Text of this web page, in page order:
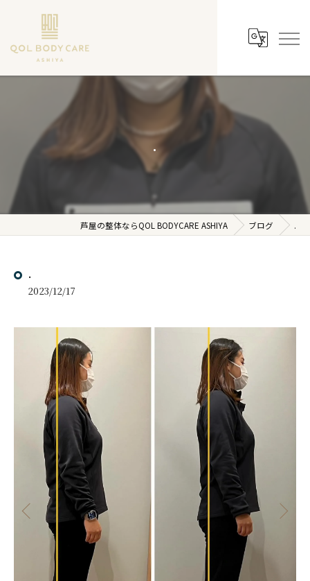
.
芦屋の整体ならQOL BODYCARE ASHIYA ブログ .
.
2023/12/17